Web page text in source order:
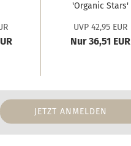
'Organic Stars'
UVP 42,95 EUR
Nur 36,51 EUR